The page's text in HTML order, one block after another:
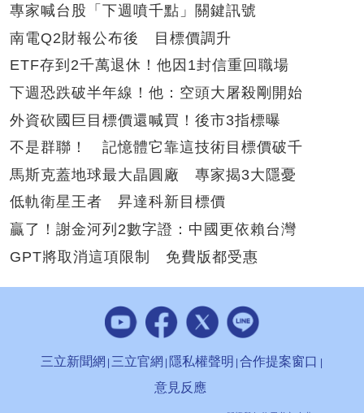
專家喊台股「下週噴千點」關鍵訊號
南電Q2財報公布後 目標價調升
ETF存到2千萬退休！他因1封信重回職場
下週恐跌破半年線！他：空頭大屠殺剛開始
外資砍國巨目標價還喊買！後市3指標曝
不是群聯！ 記憶體它靠這技術目標價破千
馬斯克蓋地球最大晶圓廠 專家揭3大隱憂
低軌衛星王者 昇達科新目標價
贏了！謝金河列2數字證：中國更依賴台灣
GPT將取消這項限制 免費版都受惠
三立新聞網 三立官網 隱私權聲明 合作提案窗口
意見反應